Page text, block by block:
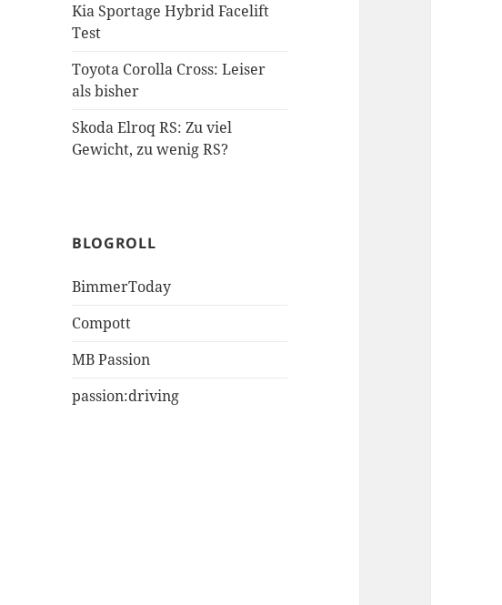
Kia Sportage Hybrid Facelift
Test
Toyota Corolla Cross: Leiser
als bisher
Skoda Elroq RS: Zu viel
Gewicht, zu wenig RS?
BLOGROLL
BimmerToday
Compott
MB Passion
passion:driving